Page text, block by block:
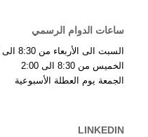
ساعات الدوام الرسمي
السبت الى الأربعاء من 8:30 الى 5:30
الخميس من 8:30 الى 2:00
الجمعة يوم العطلة الأسبوعية
LINKEDIN